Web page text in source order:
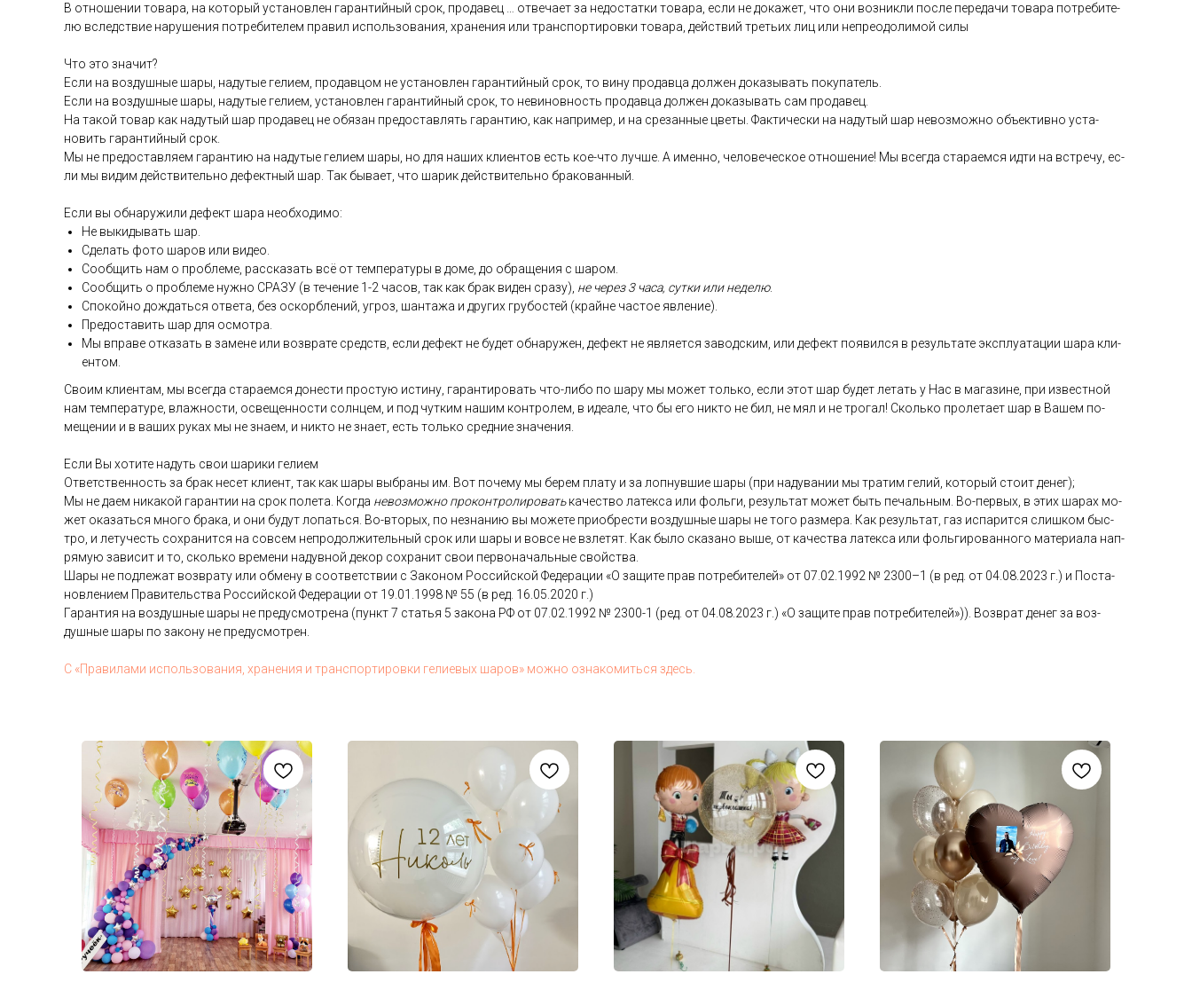
В от­но­шении то­вара, на ко­торый ус­та­нов­лен га­ран­тий­ный срок, про­давец … от­ве­ча­ет за не­дос­татки то­вара, ес­ли не до­кажет, что они воз­никли пос­ле пе­реда­чи то­вара пот­ре­бите­
лю вследс­твие на­руше­ния пот­ре­бите­лем пра­вил ис­поль­зо­вания, хра­нения или тран­спор­ти­ров­ки то­вара, дей­ствий треть­их лиц или неп­ре­одо­лимой си­лы
Что это зна­чит?
Ес­ли на воз­душные ша­ры, на­дутые ге­ли­ем, про­дав­цом не ус­та­нов­лен га­ран­тий­ный срок, то ви­ну про­дав­ца дол­жен до­казы­вать по­купа­тель.
Ес­ли на воз­душные ша­ры, на­дутые ге­ли­ем, ус­та­нов­лен га­ран­тий­ный срок, то не­винов­ность про­дав­ца дол­жен до­казы­вать сам про­давец.
На та­кой то­вар как на­дутый шар про­давец не обя­зан пре­дос­тавлять га­ран­тию, как нап­ри­мер, и на сре­зан­ные цве­ты. Фак­ти­чес­ки на на­дутый шар не­воз­можно объ­ек­тивно ус­та­
новить га­ран­тий­ный срок.
Мы не пре­дос­тавля­ем га­ран­тию на на­дутые ге­ли­ем ша­ры, но для на­ших кли­ен­тов есть кое-что луч­ше. А имен­но, че­лове­чес­кое от­но­шение! Мы всег­да ста­ра­ем­ся ид­ти на встре­чу, ес­
ли мы ви­дим дей­стви­тель­но де­фек­тный шар. Так бы­ва­ет, что ша­рик дей­стви­тель­но бра­кован­ный.
Ес­ли вы об­на­ружи­ли де­фект ша­ра не­об­хо­димо:
Не вы­киды­вать шар.
Сде­лать фо­то ша­ров или ви­део.
Со­об­щить нам о проб­ле­ме, рас­ска­зать всё от тем­пе­рату­ры в до­ме, до об­ра­щения с ша­ром.
Со­об­щить о проб­ле­ме нуж­но СРА­ЗУ (в те­чение 1-2 ча­сов, так как брак ви­ден сра­зу), не че­рез 3 ча­са, сут­ки или не­делю.
Спо­кой­но дож­дать­ся от­ве­та, без ос­кор­бле­ний, уг­роз, шан­та­жа и дру­гих гру­бос­тей (край­не час­тое яв­ле­ние).
Пре­дос­та­вить шар для ос­мотра.
Мы впра­ве от­ка­зать в за­мене или воз­вра­те средств, ес­ли де­фект не бу­дет об­на­ружен, де­фект не яв­ля­ет­ся за­вод­ским, или де­фект по­явил­ся в ре­зуль­та­те экс­плу­ата­ции ша­ра кли­
ен­том.
Сво­им кли­ен­там, мы всег­да ста­ра­ем­ся до­нес­ти прос­тую ис­ти­ну, га­ран­ти­ровать что-ли­бо по ша­ру мы мо­жет толь­ко, ес­ли этот шар бу­дет ле­тать у Нас в ма­гази­не, при из­вес­тной
нам тем­пе­рату­ре, влаж­ности, ос­ве­щен­ности сол­нцем, и под чут­ким на­шим кон­тро­лем, в иде­але, что бы его ник­то не бил, не мял и не тро­гал! Сколь­ко про­лета­ет шар в Ва­шем по­
меще­нии и в ва­ших ру­ках мы не зна­ем, и ник­то не зна­ет, есть толь­ко сред­ние зна­чения.
Ес­ли Вы хо­тите на­дуть свои ша­рики ге­ли­ем
От­ветс­твен­ность за брак не­сет кли­ент, так как ша­ры выб­ра­ны им. Вот по­чему мы бе­рем пла­ту и за лоп­нувшие ша­ры (при на­дува­нии мы тра­тим ге­лий, ко­торый сто­ит де­нег);
Мы не да­ем ни­какой га­ран­тии на срок по­лета. Ког­да не­воз­можно про­кон­тро­лиро­ватька­чес­тво ла­тек­са или фоль­ги, ре­зуль­тат мо­жет быть пе­чаль­ным. Во-пер­вых, в этих ша­рах мо­
жет ока­зать­ся мно­го бра­ка, и они бу­дут ло­пать­ся. Во-вто­рых, по нез­на­нию вы мо­жете при­об­рести воз­душные ша­ры не то­го раз­ме­ра. Как ре­зуль­тат, газ ис­па­рит­ся слиш­ком быс­
тро, и ле­тучесть сох­ра­нит­ся на сов­сем неп­ро­дол­жи­тель­ный срок или ша­ры и вов­се не взле­тят. Как бы­ло ска­зано вы­ше, от ка­чес­тва ла­тек­са или фоль­ги­рован­но­го ма­тери­ала нап­
ря­мую за­висит и то, сколь­ко вре­мени на­дув­ной де­кор сох­ра­нит свои пер­во­началь­ные свой­ства.
Ша­ры не под­ле­жат воз­вра­ту или об­ме­ну в со­от­ветс­твии с За­коном Рос­сий­ской Фе­дера­ции «О за­щите прав пот­ре­бите­лей» от 07.02.1992 № 2300–1 (в ред. от 04.08.2023 г.) и Пос­та­
нов­ле­ни­ем Пра­витель­ства Рос­сий­ской Фе­дера­ции от 19.01.1998 № 55 (в ред. 16.05.2020 г.)
Га­ран­тия на воз­душные ша­ры не пре­дус­мотре­на (пункт 7 статья 5 за­кона РФ от 07.02.1992 № 2300-1 (ред. от 04.08.2023 г.) «О за­щите прав пот­ре­бите­лей»)). Воз­врат де­нег за воз­
душные ша­ры по за­кону не пре­дус­мотрен.
С «Пра­вила­ми ис­поль­зо­вания, хра­нения и тран­спор­ти­ров­ки ге­ли­евых ша­ров» мож­но оз­на­комить­ся здесь.